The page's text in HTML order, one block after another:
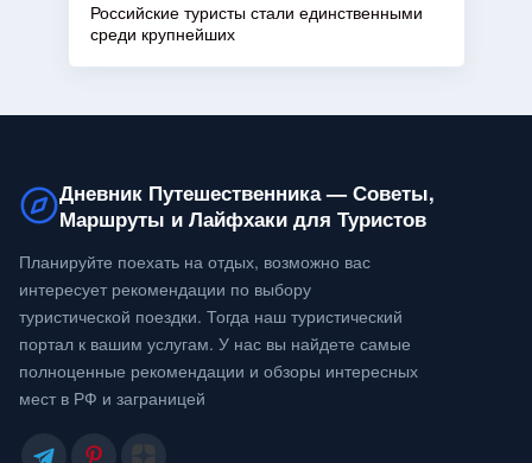
Российские туристы стали единственными
среди крупнейших
Дневник Путешественника — Советы,
Маршруты и Лайфхаки для Туристов
Планируйте поехать на отдых, возможно вас
интересует рекомендации по выбору
туристической поездки. Тогда наш туристический
портал к вашим услугам. У нас вы найдете самые
полноценные рекомендации и обзоры интересных
мест в РФ и заграницей